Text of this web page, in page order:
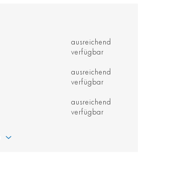
ausreichend
verfügbar
ausreichend
verfügbar
ausreichend
verfügbar